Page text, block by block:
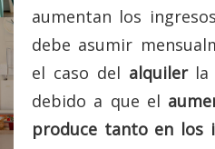
aumentan los
debe asumir
el caso del alquilerla
debido a que el
produce tanto en los